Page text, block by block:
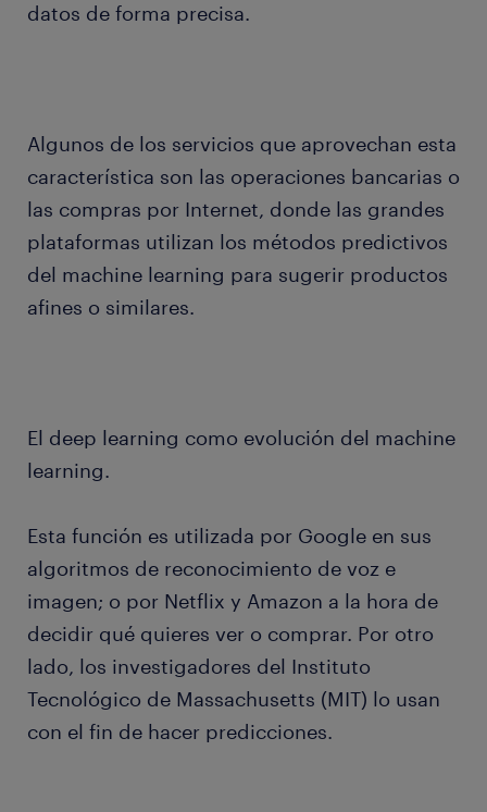
datos de forma precisa.
Algunos de los servicios que aprovechan esta
característica son las operaciones bancarias o
las compras por Internet, donde las grandes
plataformas utilizan los métodos predictivos
del machine learning para sugerir productos
afines o similares.
El deep learning como evolución del machine
learning.
Esta función es utilizada por Google en sus
algoritmos de reconocimiento de voz e
imagen; o por Netflix y Amazon a la hora de
decidir qué quieres ver o comprar. Por otro
lado, los investigadores del Instituto
Tecnológico de Massachusetts (MIT) lo usan
con el fin de hacer predicciones.